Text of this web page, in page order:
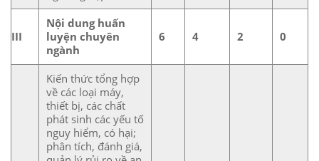
III
Nội dung huấn
luyện chuyên
ngành
6 4 2 0
Kiến thức tổng hợp
về các loại máy,
thiết bị, các chất
phát sinh các yếu tố
nguy hiểm, có hại;
phân tích, đánh giá,